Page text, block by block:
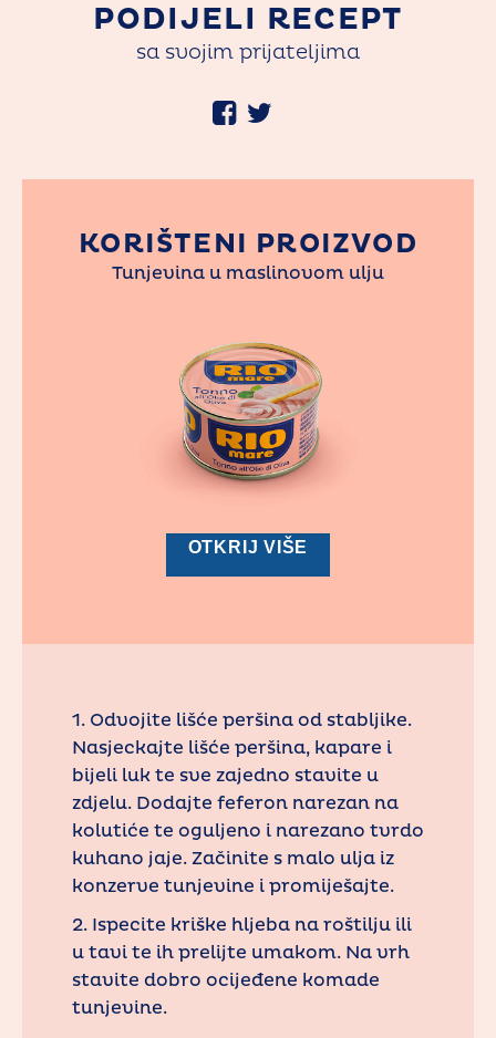
PODIJELI RECEPT
sa svojim prijateljima
KORIŠTENI PROIZVOD
Tunjevina u maslinovom ulju
OTKRIJ VIŠE
1. Odvojite lišće peršina od stabljike.
Nasjeckajte lišće peršina, kapare i
bijeli luk te sve zajedno stavite u
zdjelu. Dodajte feferon narezan na
kolutiće te oguljeno i narezano tvrdo
kuhano jaje. Začinite s malo ulja iz
konzerve tunjevine i promiješajte.
2. Ispecite kriške hljeba na roštilju ili
u tavi te ih prelijte umakom. Na vrh
stavite dobro ocijeđene komade
tunjevine.